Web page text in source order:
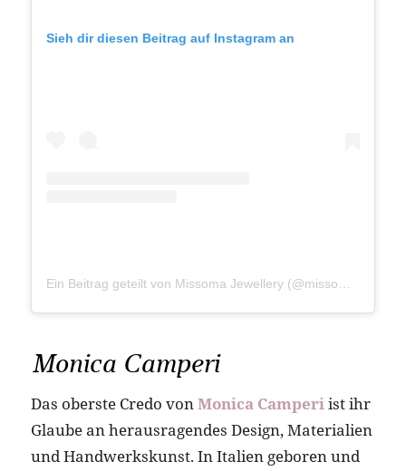
Sieh dir diesen Beitrag auf Instagram an
Monica Camperi
Das oberste Credo vonMonica Camperiist ihr
Glaube an herausragendes Design, Materialien
und Handwerkskunst. In Italien geboren und